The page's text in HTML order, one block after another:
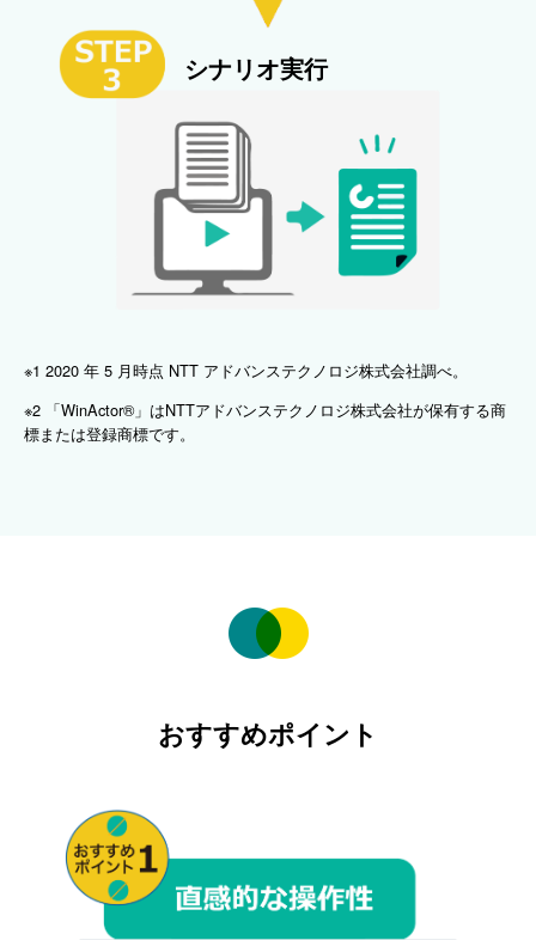
シナリオ実行
※1 2020 年 5 月時点 NTT アドバンステクノロジ株式会社調べ。
※2 「WinActor®」はNTTアドバンステクノロジ株式会社が保有する商
標または登録商標です。
おすすめポイント